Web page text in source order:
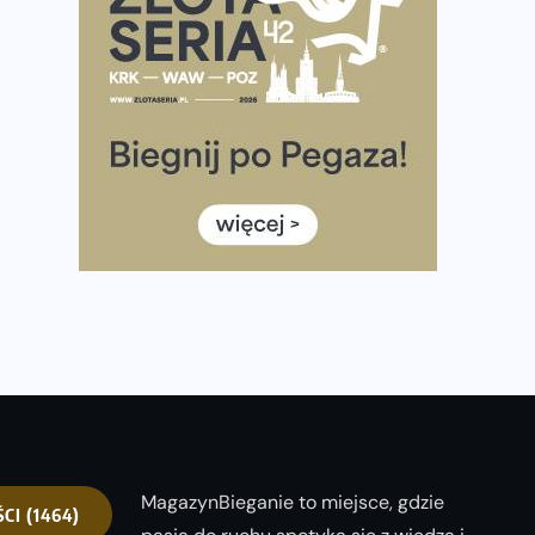
Tętno vs tempo – czym kierować się w bieganiu?
Co ma dużo białka? Produkty, które warto włączyć do
Rozbiegany Olsztyn szykuje się na weekend z
Już w tę sobotę 35. Bieg Powstania Warszawskiego.
(1464)
MagazynBieganie to miejsce, gdzie